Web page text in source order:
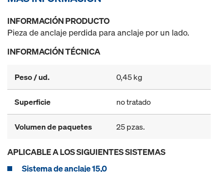
INFORMACIÓN PRODUCTO
Pieza de anclaje perdida para anclaje por un lado.
INFORMACIÓN TÉCNICA
Peso / ud. 0,45 kg
Superficie no tratado
Volumen de paquetes 25 pzas.
APLICABLE A LOS SIGUIENTES SISTEMAS
Sistema de anclaje 15,0